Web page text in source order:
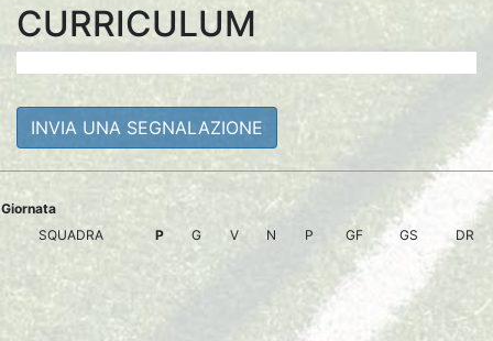
CURRICULUM
INVIA UNA SEGNALAZIONE
Giornata
SQUADRA
P G V N P GF GS DR